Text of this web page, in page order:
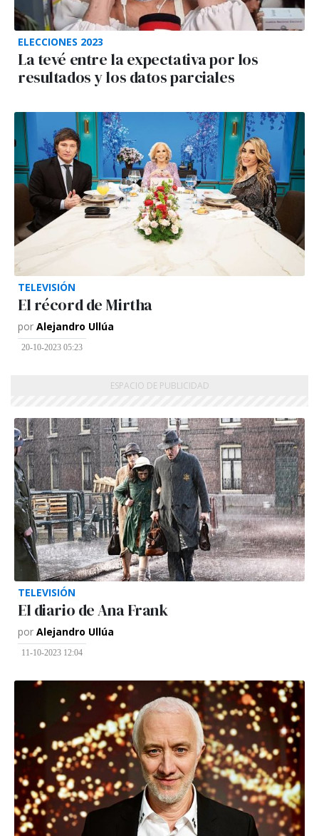
ELECCIONES 2023
La tevé entre la expectativa por los
resultados y los datos parciales
TELEVISIÓN
El récord de Mirtha
por Alejandro Ullúa
20-10-2023 05:23
TELEVISIÓN
El diario de Ana Frank
por Alejandro Ullúa
11-10-2023 12:04